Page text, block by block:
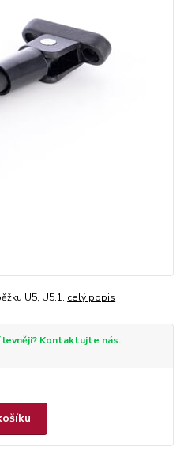
U5, U5.1. celý popis
Kontaktujte nás.